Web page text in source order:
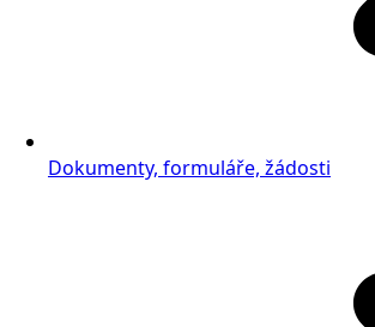
Dokumenty, formuláře, žádosti